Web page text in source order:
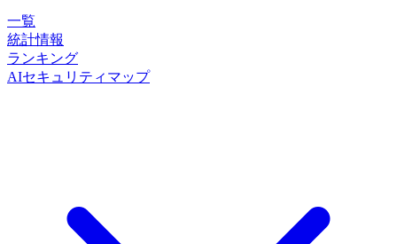
一覧
統計情報
ランキング
AIセキュリティマップ